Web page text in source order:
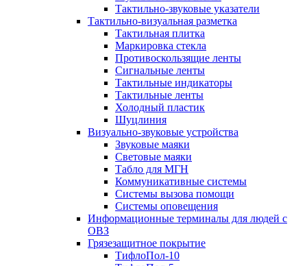
Тактильно-звуковые указатели
Тактильно-визуальная разметка
Тактильная плитка
Маркировка стекла
Противоскользящие ленты
Сигнальные ленты
Тактильные индикаторы
Тактильные ленты
Холодный пластик
Шуцлиния
Визуально-звуковые устройства
Звуковые маяки
Световые маяки
Табло для МГН
Коммуникативные системы
Системы вызова помощи
Системы оповещения
Информационные терминалы для людей с
ОВЗ
Грязезащитное покрытие
ТифлоПол-10